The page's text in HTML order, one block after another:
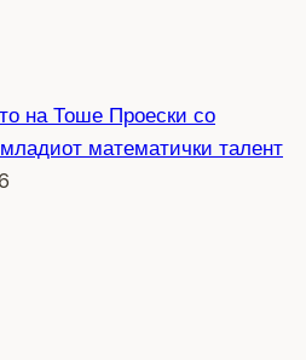
на Тоше Проески со
математички талент